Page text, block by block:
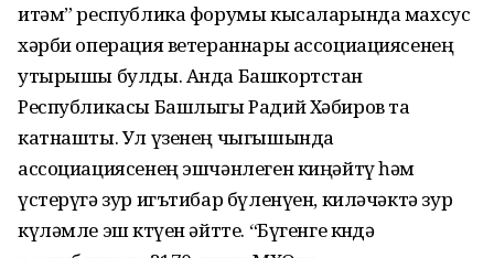
итәм” республика форумы кысаларында махсус
хәрби операция ветераннары ассоциациясенең
утырышы булды. Анда Башкортстан
Республикасы Башлыгы Радий Хәбиров та
катнашты. Ул үзенең чыгышында
ассоциациясенең эшчәнлеген киңәйтү һәм
үстерүгә зур игътибар бүленүен, киләчәктә зур
күләмле эш көтүен әйтте. “Бүгенге көндә